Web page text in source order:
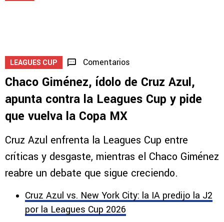
LEAGUES CUP Comentarios
Chaco Giménez, ídolo de Cruz Azul,
apunta contra la Leagues Cup y pide
que vuelva la Copa MX
Cruz Azul enfrenta la Leagues Cup entre
críticas y desgaste, mientras el Chaco Giménez
reabre un debate que sigue creciendo.
Cruz Azul vs. New York City: la IA predijo la J2
por la Leagues Cup 2026